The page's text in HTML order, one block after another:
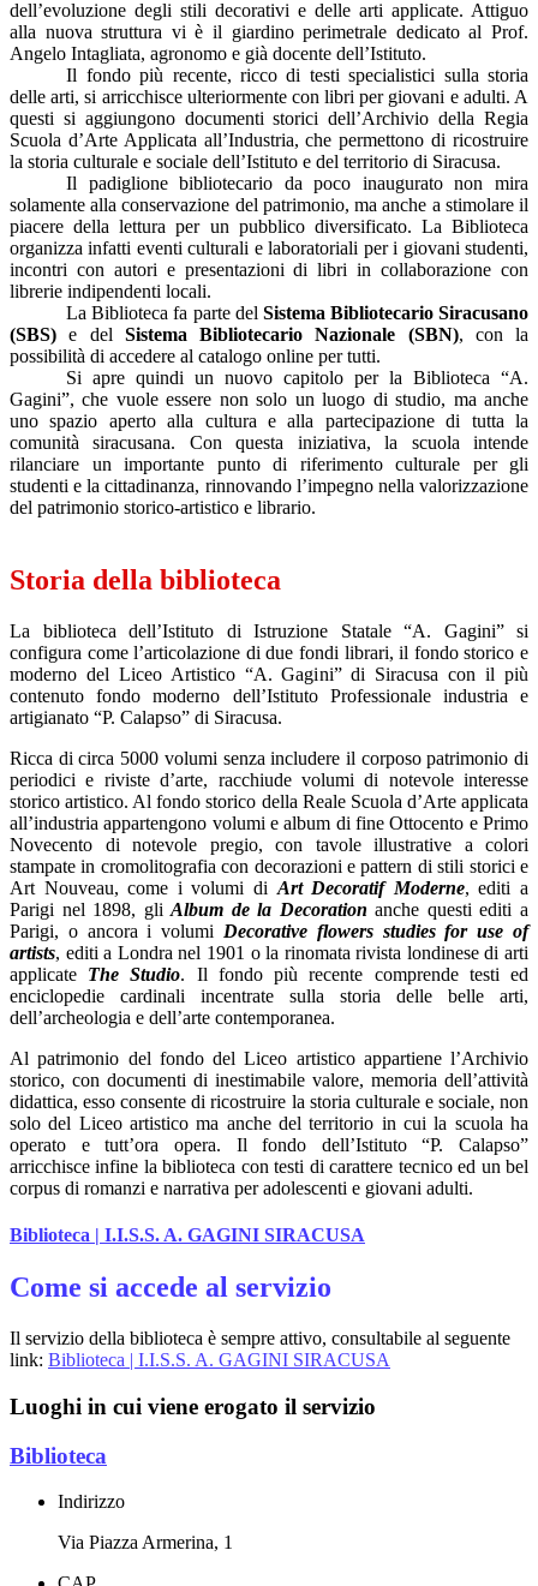
dell’evoluzione degli stili decorativi e delle arti applicate. Attiguo
alla nuova struttura vi è il giardino perimetrale dedicato al Prof.
Angelo Intagliata, agronomo e già docente dell’Istituto.
Il fondo più recente, ricco di testi specialistici sulla storia
delle arti, si arricchisce ulteriormente con libri per giovani e adulti. A
questi si aggiungono documenti storici dell’Archivio della Regia
Scuola d’Arte Applicata all’Industria, che permettono di ricostruire
la storia culturale e sociale dell’Istituto e del territorio di Siracusa.
Il padiglione bibliotecario da poco inaugurato non mira
solamente alla conservazione del patrimonio, ma anche a stimolare il
piacere della lettura per un pubblico diversificato. La Biblioteca
organizza infatti eventi culturali e laboratoriali per i giovani studenti,
incontri con autori e presentazioni di libri in collaborazione con
librerie indipendenti locali.
La Biblioteca fa parte del Sistema Bibliotecario Siracusano
(SBS) e del Sistema Bibliotecario Nazionale (SBN), con la
possibilità di accedere al catalogo online per tutti.
Si apre quindi un nuovo capitolo per la Biblioteca “A.
Gagini”, che vuole essere non solo un luogo di studio, ma anche
uno spazio aperto alla cultura e alla partecipazione di tutta la
comunità siracusana. Con questa iniziativa, la scuola intende
rilanciare un importante punto di riferimento culturale per gli
studenti e la cittadinanza, rinnovando l’impegno nella valorizzazione
del patrimonio storico-artistico e librario.
Storia della biblioteca
La biblioteca dell’Istituto di Istruzione Statale “A. Gagini” si
configura come l’articolazione di due fondi librari, il fondo storico e
moderno del Liceo Artistico “A. Gagini” di Siracusa con il più
contenuto fondo moderno dell’Istituto Professionale industria e
artigianato “P. Calapso” di Siracusa.
Ricca di circa 5000 volumi senza includere il corposo patrimonio di
periodici e riviste d’arte, racchiude volumi di notevole interesse
storico artistico. Al fondo storico della Reale Scuola d’Arte applicata
all’industria appartengono volumi e album di fine Ottocento e Primo
Novecento di notevole pregio, con tavole illustrative a colori
stampate in cromolitografia con decorazioni e pattern di stili storici e
Art Nouveau, come i volumi di Art Decoratif Moderne, editi a
Parigi nel 1898, gliAlbum de la Decoration anche questi editi a
Parigi, o ancora i volumi Decorative flowers studies for use of
artists, editi a Londra nel 1901 o la rinomata rivista londinese di arti
applicate The Studio. Il fondo più recente comprende testi ed
enciclopedie cardinali incentrate sulla storia delle belle arti,
dell’archeologia e dell’arte contemporanea.
Al patrimonio del fondo del Liceo artistico appartiene l’Archivio
storico, con documenti di inestimabile valore, memoria dell’attività
didattica, esso consente di ricostruire la storia culturale e sociale, non
solo del Liceo artistico ma anche del territorio in cui la scuola ha
operato e tutt’ora opera. Il fondo dell’Istituto “P. Calapso”
arricchisce infine la biblioteca con testi di carattere tecnico ed un bel
corpus di romanzi e narrativa per adolescenti e giovani adulti.
Biblioteca | I.I.S.S. A. GAGINI SIRACUSA
Come si accede al servizio
Il servizio della biblioteca è sempre attivo, consultabile al seguente
link: Biblioteca | I.I.S.S. A. GAGINI SIRACUSA
Luoghi in cui viene erogato il servizio
Biblioteca
Indirizzo
Via Piazza Armerina, 1